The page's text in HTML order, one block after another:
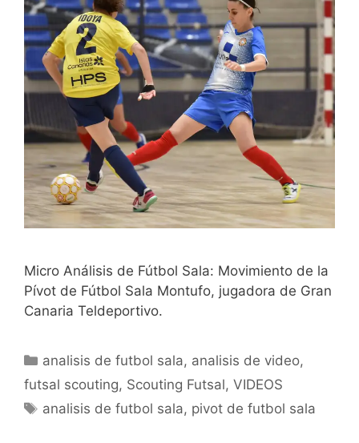
Micro Análisis de Fútbol Sala: Movimiento de la
Pívot de Fútbol Sala Montufo, jugadora de Gran
Canaria Teldeportivo.
Categorías
analisis de futbol sala, analisis de video,
futsal scouting, Scouting Futsal, VIDEOS
Etiquetas
analisis de futbol sala, pivot de futbol sala